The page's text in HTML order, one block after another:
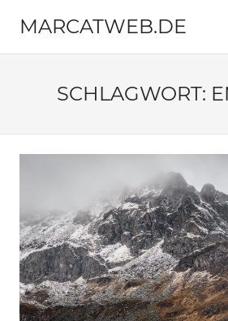
Inhalt
springen
MARCATWEB.DE
Fotografie
SCHLAGWORT: